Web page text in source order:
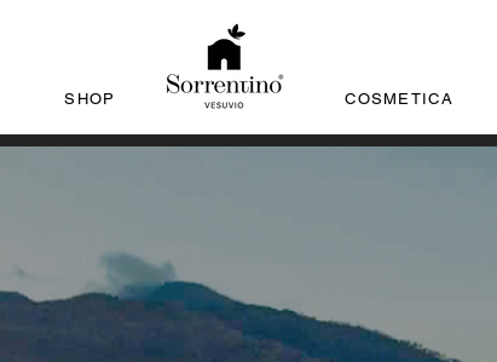
SHOP COSMETICA